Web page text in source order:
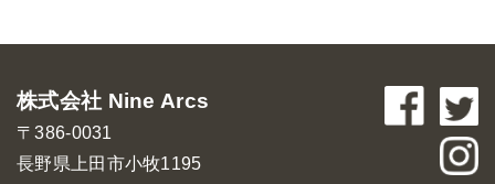
株式会社 Nine Arcs
〒386-0031
長野県上田市小牧1195